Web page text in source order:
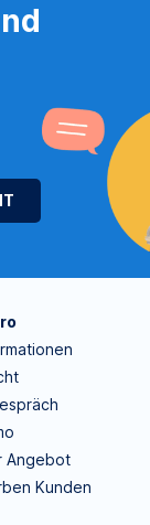
Angebot
Kunden